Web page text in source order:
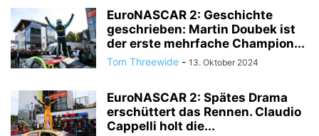
EuroNASCAR 2: Geschichte
geschrieben: Martin Doubek ist
der erste mehrfache Champion...
Tom Threewide - 13. Oktober 2024
EuroNASCAR 2: Spätes Drama
erschüttert das Rennen. Claudio
Cappelli holt die...